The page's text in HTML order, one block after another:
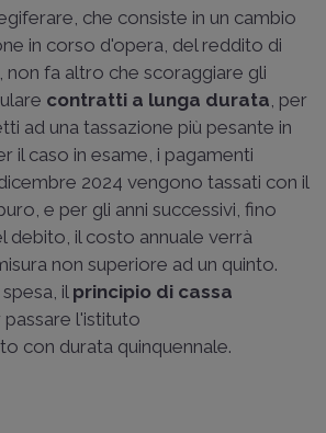
che consiste in un cambio
in corso d'opera, del reddito di
fa altro che scoraggiare gli
contratti a lunga durata, per
ad una tassazione più pesante in
il caso in esame, i pagamenti
2024 vengono tassati con il
e per gli anni successivi, fino
debito, il costo annuale verrà
non superiore ad un quinto.
il principio di cassa
l'istituto
con durata quinquennale.